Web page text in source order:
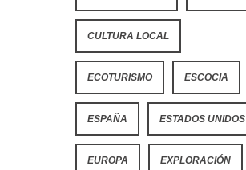
CULTURA LOCAL
ECOTURISMO ESCOCIA
ESPAÑA ESTADOS UNIDOS
EUROPA EXPLORACIÓN